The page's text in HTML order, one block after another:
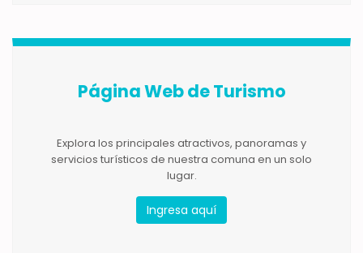
Página Web de Turismo
Explora los principales atractivos, panoramas y
servicios turísticos de nuestra comuna en un solo
lugar.
Ingresa aquí